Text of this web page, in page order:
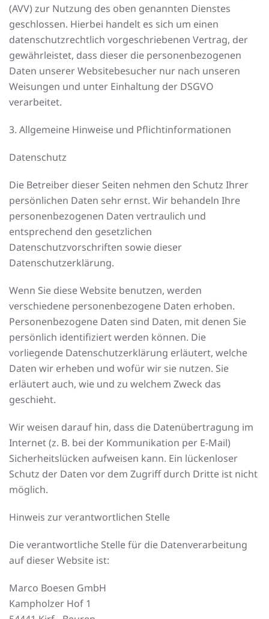
(AVV) zur Nutzung des oben genannten Dienstes
geschlossen. Hierbei handelt es sich um einen
datenschutzrechtlich vorgeschriebenen Vertrag, der
gewährleistet, dass dieser die personenbezogenen
Daten unserer Websitebesucher nur nach unseren
Weisungen und unter Einhaltung der DSGVO
verarbeitet.
3. Allgemeine Hinweise und Pflicht­informationen
Datenschutz
Die Betreiber dieser Seiten nehmen den Schutz Ihrer
persönlichen Daten sehr ernst. Wir behandeln Ihre
personenbezogenen Daten vertraulich und
entsprechend den gesetzlichen
Datenschutzvorschriften sowie dieser
Datenschutzerklärung.
Wenn Sie diese Website benutzen, werden
verschiedene personenbezogene Daten erhoben.
Personenbezogene Daten sind Daten, mit denen Sie
persönlich identifiziert werden können. Die
vorliegende Datenschutzerklärung erläutert, welche
Daten wir erheben und wofür wir sie nutzen. Sie
erläutert auch, wie und zu welchem Zweck das
geschieht.
Wir weisen darauf hin, dass die Datenübertragung im
Internet (z. B. bei der Kommunikation per E-Mail)
Sicherheitslücken aufweisen kann. Ein lückenloser
Schutz der Daten vor dem Zugriff durch Dritte ist nicht
möglich.
Hinweis zur verantwortlichen Stelle
Die verantwortliche Stelle für die Datenverarbeitung
auf dieser Website ist:
Marco Boesen GmbH
Kampholzer Hof 1